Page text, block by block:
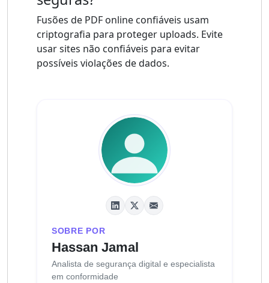
Fusões de PDF online confiáveis ​​usam
criptografia para proteger uploads. Evite
usar sites não confiáveis ​​para evitar
possíveis violações de dados.
SOBRE POR
Hassan Jamal
Analista de segurança digital e especialista
em conformidade